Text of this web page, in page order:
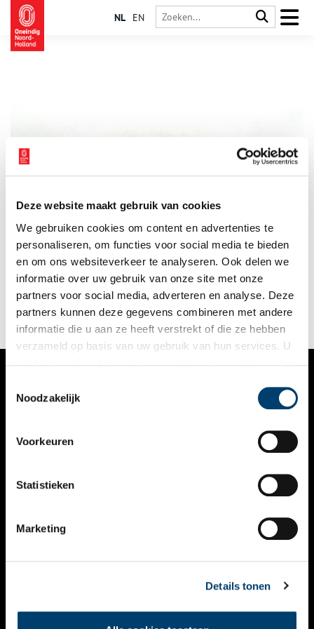
Deze website maakt gebruik van cookies
We gebruiken cookies om content en advertenties te
personaliseren, om functies voor social media te bieden
en om ons websiteverkeer te analyseren. Ook delen we
informatie over uw gebruik van onze site met onze
partners voor social media, adverteren en analyse. Deze
partners kunnen deze gegevens combineren met andere
informatie die u aan ze heeft verstrekt of die ze hebben
verzameld op basis van uw gebruik van hun services. U
Noodzakelijk
Voorkeuren
Statistieken
Marketing
Details tonen
NL EN
Elke maand presenteert Huis van Hilde, het
archeologiecentrum van de provincie Noord-Holland, de
vondst van de maand. Daar krijgen deze bijzondere
bodemvondsten een eigen vitrine, op Oneindig Noord-Holland
worden ze met een verhaal in het zonnetje gezet. Deze maand
staat een zweep uit de Middenbeemster centraal.
VERHALEN
KALENDER
THEMA’S
VIDEO’S
CONTACT